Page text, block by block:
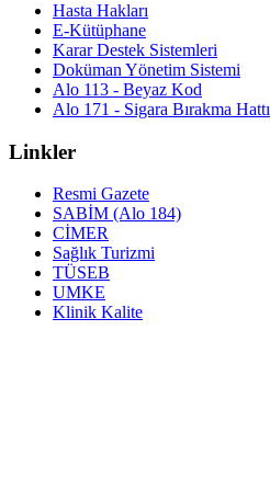
Hasta Hakları
E-Kütüphane
Karar Destek Sistemleri
Doküman Yönetim Sistemi
Alo 113 - Beyaz Kod
Alo 171 - Sigara Bırakma Hattı
Linkler
Resmi Gazete
SABİM (Alo 184)
CİMER
Sağlık Turizmi
TÜSEB
UMKE
Klinik Kalite